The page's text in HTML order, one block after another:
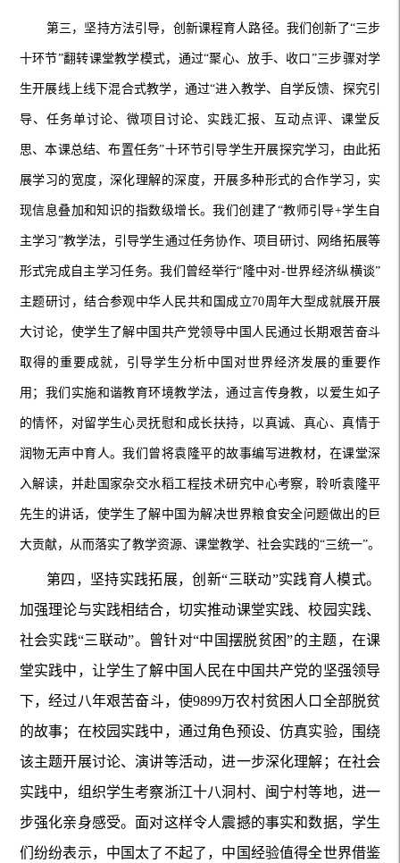
第三，坚持方法引导，创新课程育人路径。我们创新了“三步
十环节”翻转课堂教学模式，通过“聚心、放手、收口”三步骤对学
生开展线上线下混合式教学，通过“进入教学、自学反馈、探究引
导、任务单讨论、微项目讨论、实践汇报、互动点评、课堂反
思、本课总结、布置任务”十环节引导学生开展探究学习，由此拓
展学习的宽度，深化理解的深度，开展多种形式的合作学习，实
现信息叠加和知识的指数级增长。我们创建了“教师引导+学生自
主学习”教学法，引导学生通过任务协作、项目研讨、网络拓展等
形式完成自主学习任务。我们曾经举行“隆中对-世界经济纵横谈”
主题研讨，结合参观中华人民共和国成立70周年大型成就展开展
大讨论，使学生了解中国共产党领导中国人民通过长期艰苦奋斗
取得的重要成就，引导学生分析中国对世界经济发展的重要作
用；我们实施和谐教育环境教学法，通过言传身教，以爱生如子
的情怀，对留学生心灵抚慰和成长扶持，以真诚、真心、真情于
润物无声中育人。我们曾将袁隆平的故事编写进教材，在课堂深
入解读，并赴国家杂交水稻工程技术研究中心考察，聆听袁隆平
先生的讲话，使学生了解中国为解决世界粮食安全问题做出的巨
大贡献，从而落实了教学资源、课堂教学、社会实践的“三统一”。
第四，坚持实践拓展，创新“三联动”实践育人模式。
加强理论与实践相结合，切实推动课堂实践、校园实践、
社会实践“三联动”。曾针对“中国摆脱贫困”的主题，在课
堂实践中，让学生了解中国人民在中国共产党的坚强领导
下，经过八年艰苦奋斗，使9899万农村贫困人口全部脱贫
的故事；在校园实践中，通过角色预设、仿真实验，围绕
该主题开展讨论、演讲等活动，进一步深化理解；在社会
实践中，组织学生考察浙江十八洞村、闽宁村等地，进一
步强化亲身感受。面对这样令人震撼的事实和数据，学生
们纷纷表示，中国太了不起了，中国经验值得全世界借鉴